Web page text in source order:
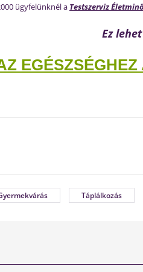
ügyfelünknél a Testszerviz
Ez
Táplálkozás